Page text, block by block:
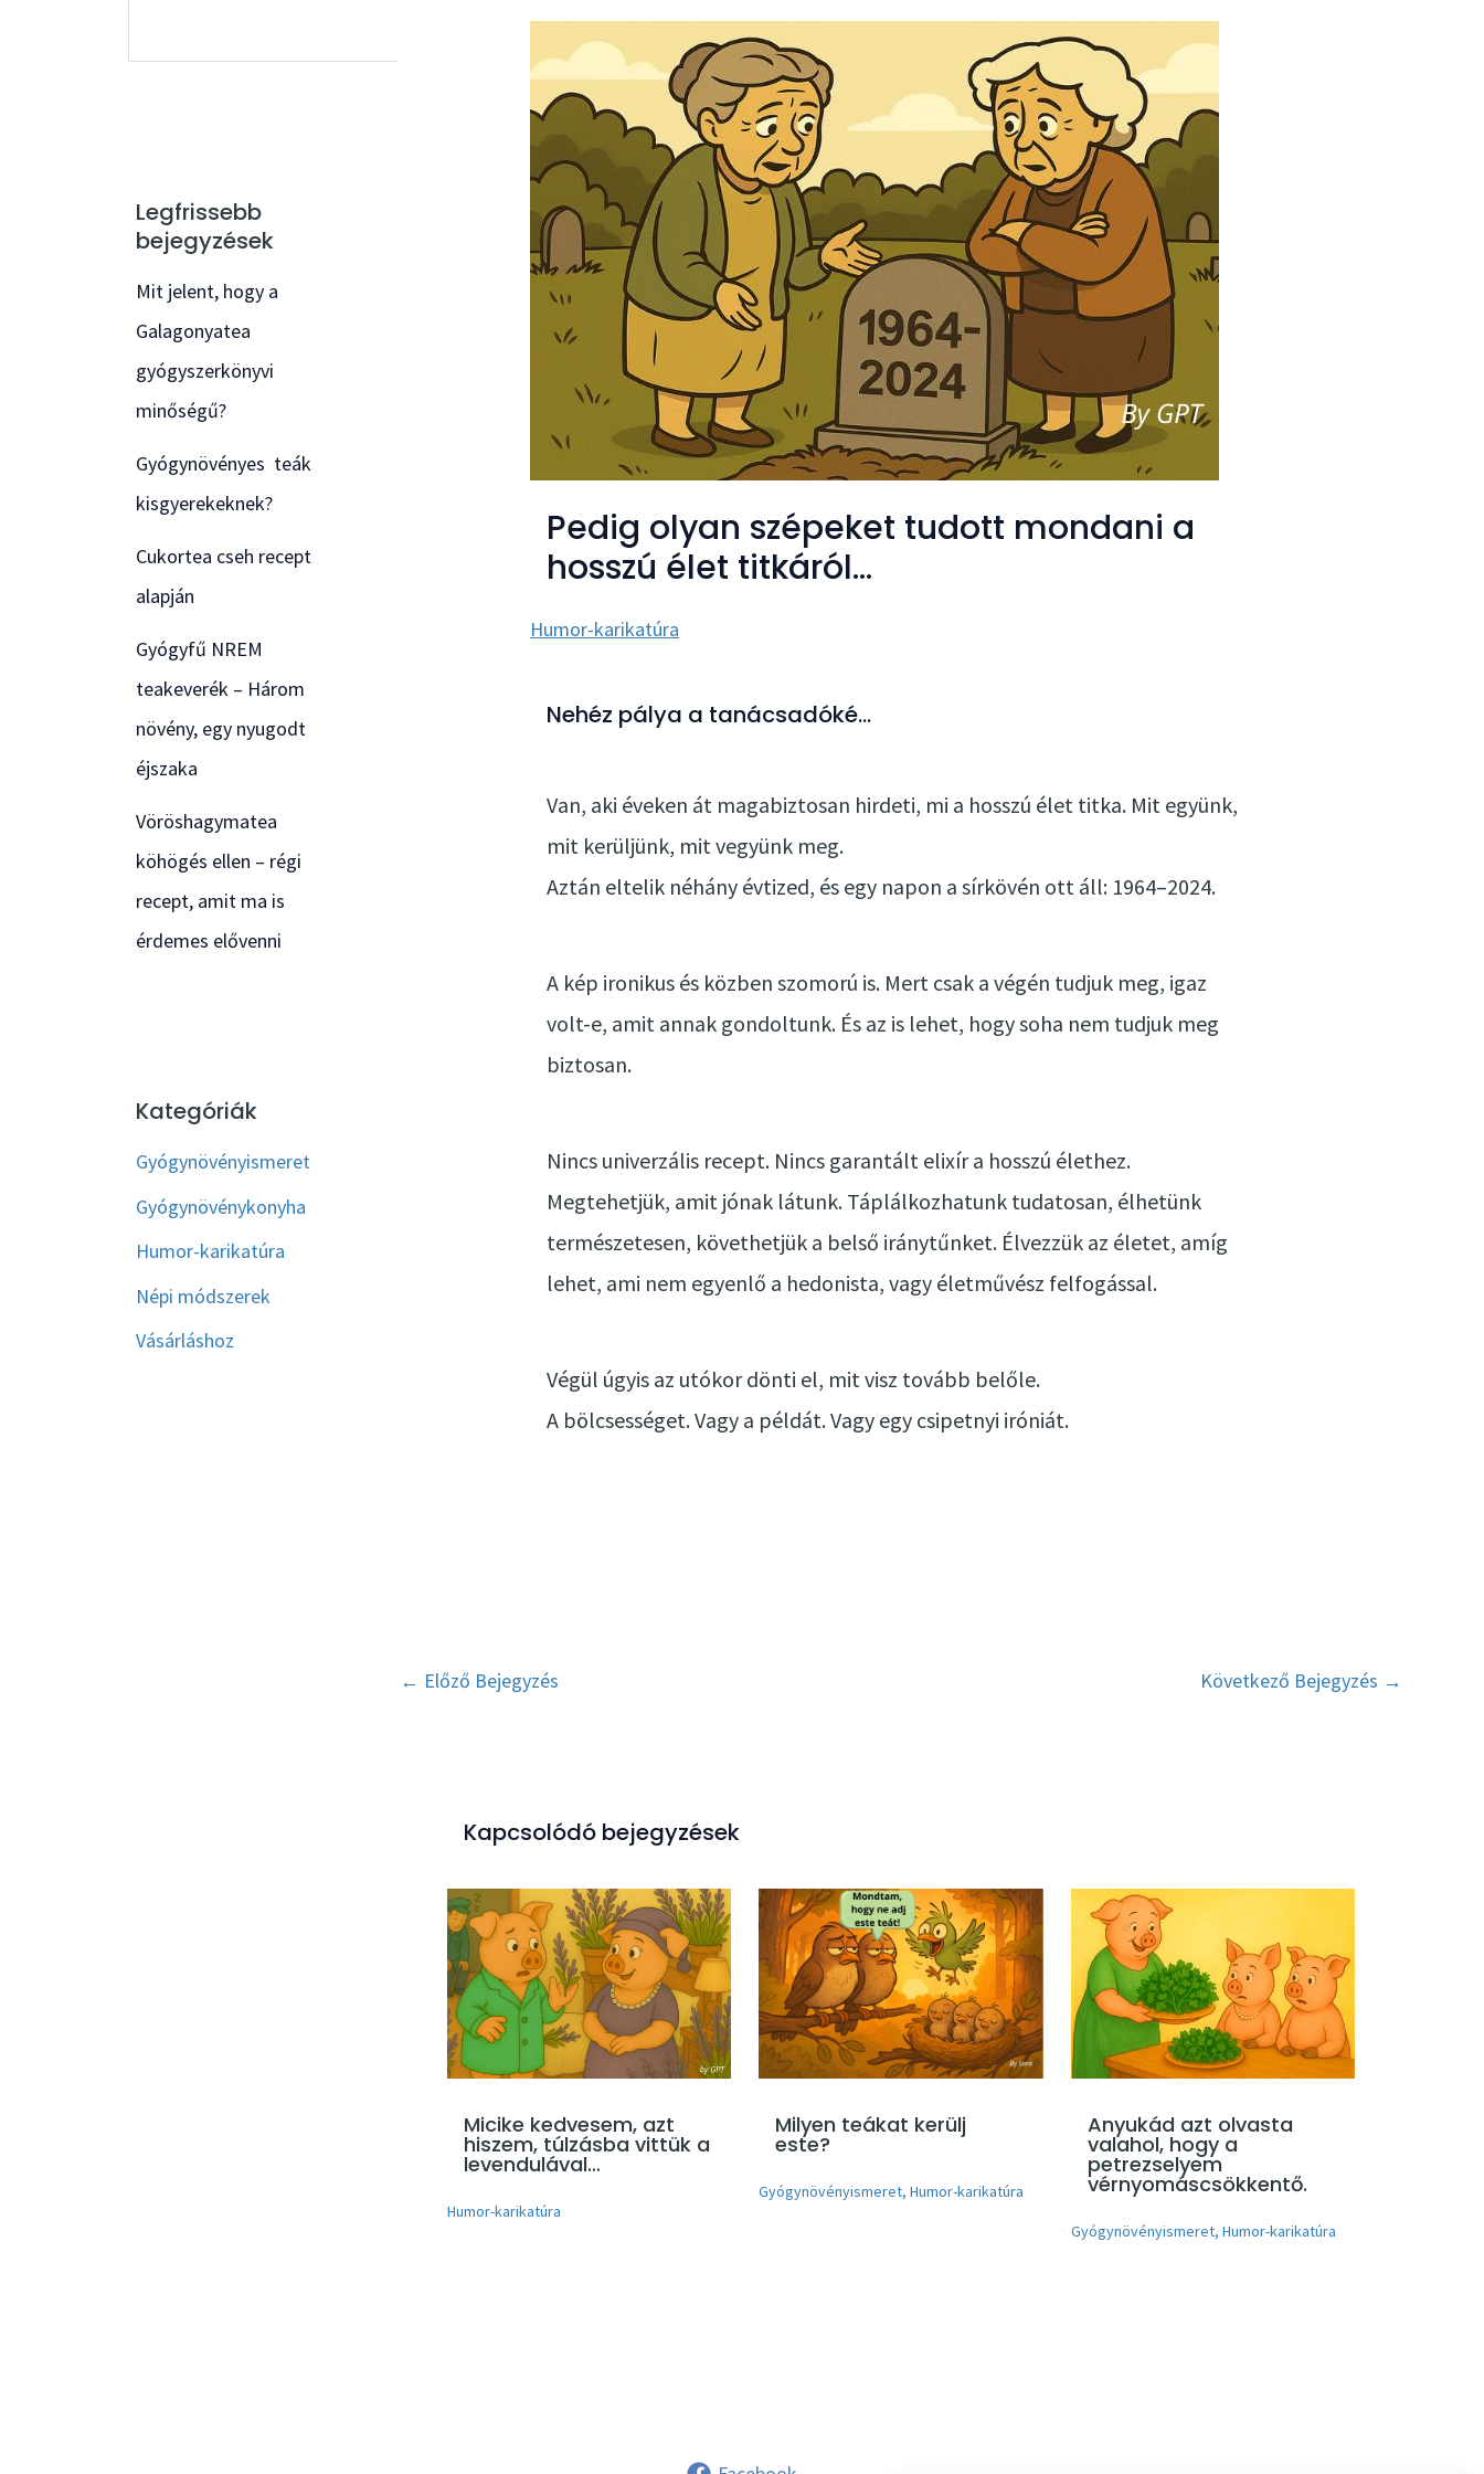
Legfrissebb
bejegyzések
Mit jelent, hogy a
Galagonyatea
gyógyszerkönyvi
minőségű?
Gyógynövényes teák
kisgyerekeknek?
Cukortea cseh recept
alapján
Gyógyfű NREM
teakeverék – Három
növény, egy nyugodt
éjszaka
Vöröshagymatea
köhögés ellen – régi
recept, amit ma is
érdemes elővenni
Kategóriák
Gyógynövényismeret
Gyógynövénykonyha
Humor-karikatúra
Népi módszerek
Vásárláshoz
Pedig olyan szépeket tudott mondani a
hosszú élet titkáról…
Humor-karikatúra
Nehéz pálya a tanácsadóké…
Van, aki éveken át magabiztosan hirdeti, mi a hosszú élet titka. Mit együnk,
mit kerüljünk, mit vegyünk meg.
Aztán eltelik néhány évtized, és egy napon a sírkövén ott áll: 1964–2024.
A kép ironikus és közben szomorú is. Mert csak a végén tudjuk meg, igaz
volt-e, amit annak gondoltunk. És az is lehet, hogy soha nem tudjuk meg
biztosan.
Nincs univerzális recept. Nincs garantált elixír a hosszú élethez.
Megtehetjük, amit jónak látunk. Táplálkozhatunk tudatosan, élhetünk
természetesen, követhetjük a belső iránytűnket. Élvezzük az életet, amíg
lehet, ami nem egyenlő a hedonista, vagy életművész felfogással.
Végül úgyis az utókor dönti el, mit visz tovább belőle.
A bölcsességet. Vagy a példát. Vagy egy csipetnyi iróniát.
Post
← Előző Bejegyzés Következő Bejegyzés →
Kapcsolódó bejegyzések
Micike kedvesem, azt
hiszem, túlzásba vittük a
levendulával…
Humor-karikatúra
Milyen teákat kerülj
este?
Gyógynövényismeret,Humor-karikatúra
Anyukád azt olvasta
valahol, hogy a
petrezselyem
vérnyomáscsökkentő.
Gyógynövényismeret, Humor-karikatúra